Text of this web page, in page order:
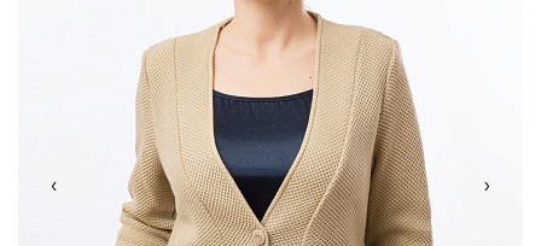
‹ ›